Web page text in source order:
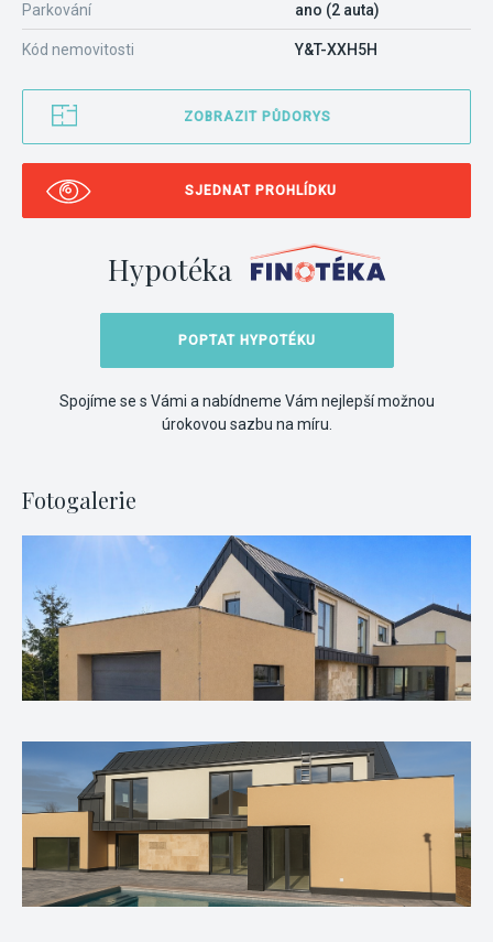
Parkování ano (2 auta)
Kód nemovitosti Y&T-XXH5H
ZOBRAZIT PŮDORYS
SJEDNAT PROHLÍDKU
Hypotéka
POPTAT HYPOTÉKU
Spojíme se s Vámi a nabídneme Vám nejlepší možnou
úrokovou sazbu na míru.
Fotogalerie